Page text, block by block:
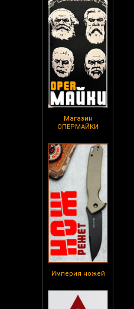
Магазин
ОПЕРМАЙКИ
Империя ножей